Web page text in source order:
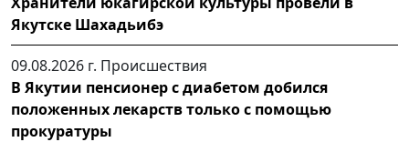
Якутске Шахадьибэ
09.08.2026 г. Происшествия
В Якутии пенсионер с диабетом добился
положенных лекарств только с помощью
прокуратуры